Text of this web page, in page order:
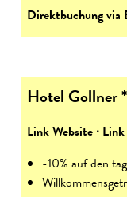
Direktbuchung via
Hotel Gollner
Link Website ∙
-10% auf den